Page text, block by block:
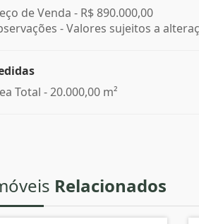
de Venda - R$ 890.000,00
- Valores sujeitos a
Total - 20.000,00 m²
Relacionados